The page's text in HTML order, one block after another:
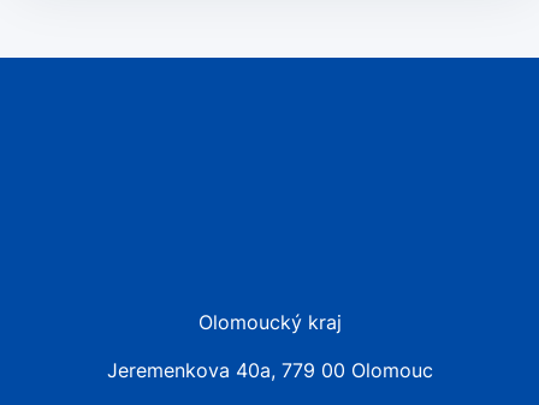
Olomoucký kraj
Jeremenkova 40a, 779 00 Olomouc